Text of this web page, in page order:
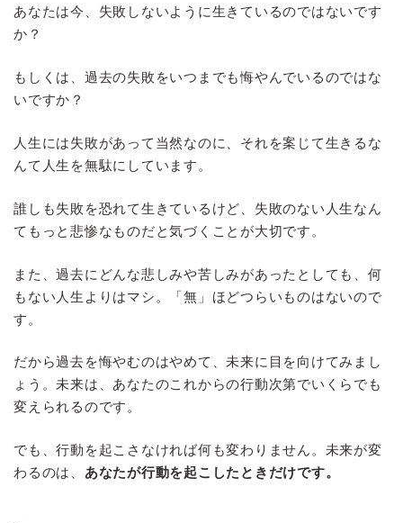
あなたは今、失敗しないように生きているのではないです
か？
もしくは、過去の失敗をいつまでも悔やんでいるのではな
いですか？
人生には失敗があって当然なのに、それを案じて生きるな
んて人生を無駄にしています。
誰しも失敗を恐れて生きているけど、失敗のない人生なん
てもっと悲惨なものだと気づくことが大切です。
また、過去にどんな悲しみや苦しみがあったとしても、何
もない人生よりはマシ。「無」ほどつらいものはないので
す。
だから過去を悔やむのはやめて、未来に目を向けてみまし
ょう。未来は、あなたのこれからの行動次第でいくらでも
変えられるのです。
でも、行動を起こさなければ何も変わりません。未来が変
わるのは、 あなたが行動を起こしたときだけです。